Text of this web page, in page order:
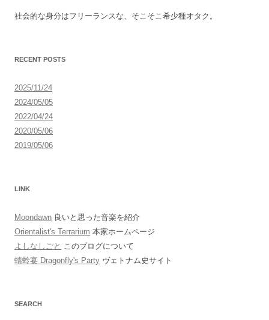
ゲ
ョ
社会的な身分はフリーランスな、そこそこ希少種オタク。
RECENT POSTS
2025/11/24
2024/05/05
2022/04/24
2020/05/06
2019/05/06
LINK
Moondawn 良いと思った音楽を紹介
Orientalist's Terrarium 本家ホームページ
よしなしごと このブログについて
蜻蛉宴 Dragonfly's Party ヴェトナム史サイト
SEARCH